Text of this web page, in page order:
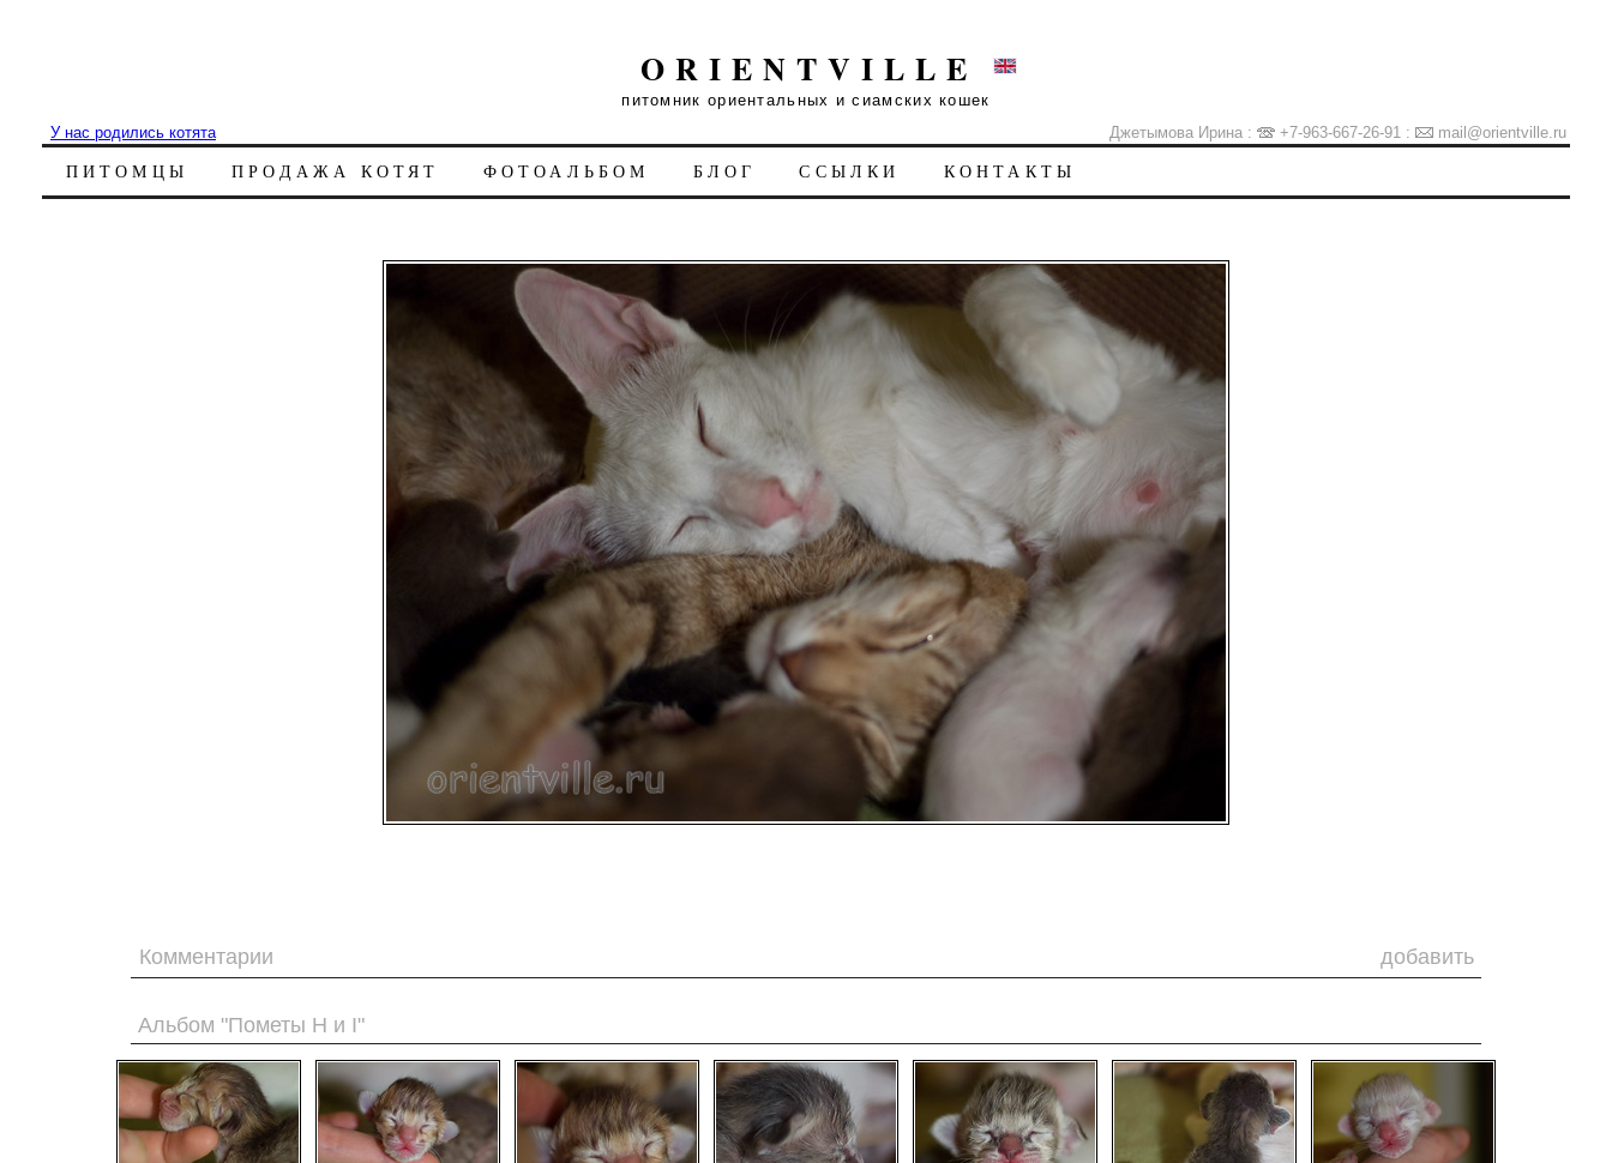
ORIENTVILLE
питомник ориентальных и сиамских кошек
У нас родились котята
Джетымова Ирина : +7-963-667-26-91 : mail@orientville.ru
ПИТОМЦЫ ПРОДАЖА КОТЯТ ФОТОАЛЬБОМ БЛОГ ССЫЛКИ КОНТАКТЫ
Комментарии добавить
Альбом "Пометы H и I"